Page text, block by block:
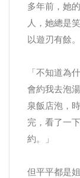
多年前，她
人，她總是
以遊刃有餘。
「不知道為
會約我去泡
泉飯店泡，
完，看了一
約。」
但平平都是